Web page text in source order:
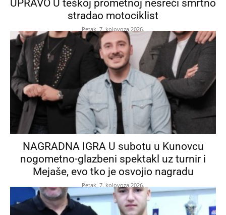
UPRAVO U teškoj prometnoj nesreći smrtno
stradao motociklist
Petak, 7. kolovoza 2026.
NAGRADNA IGRA U subotu u Kunovcu
nogometno-glazbeni spektakl uz turnir i
Mejaše, evo tko je osvojio nagradu
Petak, 7. kolovoza 2026.